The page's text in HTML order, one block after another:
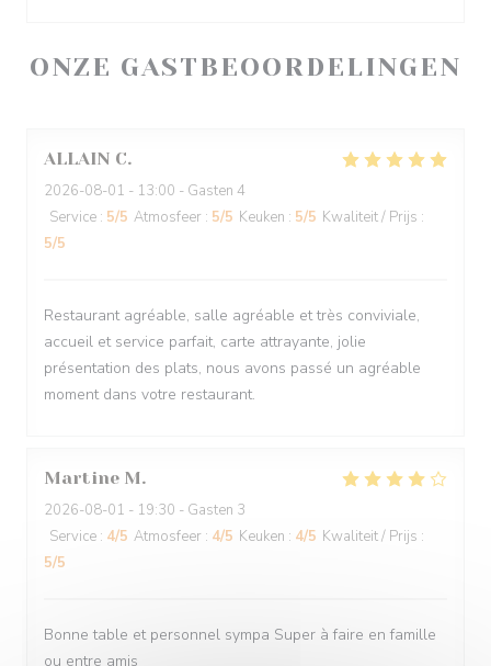
ONZE GASTBEOORDELINGEN
ALLAIN C
2026-08-01 - 13:00 - Gasten 4
Service : 5/5 Atmosfeer : 5/5 Keuken : 5/5 Kwaliteit / Prijs :
5/5
Restaurant agréable, salle agréable et très conviviale,
accueil et service parfait, carte attrayante, jolie
présentation des plats, nous avons passé un agréable
moment dans votre restaurant.
Martine M
2026-08-01 - 19:30 - Gasten 3
Service : 4/5 Atmosfeer : 4/5 Keuken : 4/5 Kwaliteit / Prijs :
5/5
Bonne table et personnel sympa Super à faire en famille
ou entre amis